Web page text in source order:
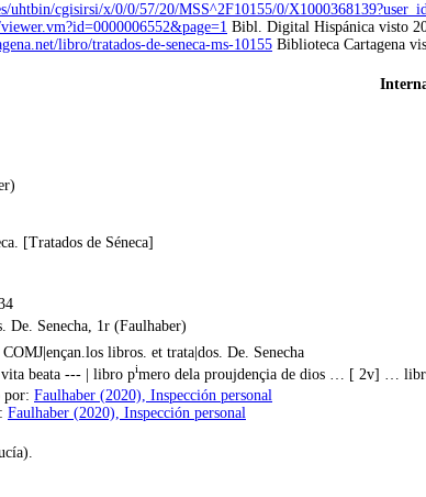
uhtbin/cgisirsi/x/0/0/57/20/MSS^2F10155/0/
Bibl. Digital Hispánica visto
libro/tratados-de-seneca-ms-10155 Biblioteca Cartagena
[Tratados de Séneca]
De. Senecha, 1r (Faulhaber)
libros. et trata|dos. De. Senecha
beata --- | libro pimero dela proujdençia de dios … [ 2v] …
por: Faulhaber (2020), Inspección personal
Faulhaber (2020), Inspección personal